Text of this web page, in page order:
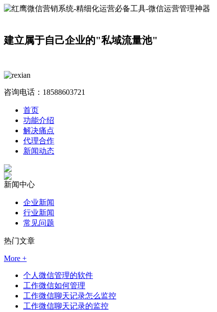
建立属于自己企业的"私域流量池"
咨询电话： 18588603721
首页
功能介绍
解决痛点
代理合作
新闻动态
新闻中心
企业新闻
行业新闻
常见问题
热门文章
More +
个人微信管理的软件
工作微信如何管理
工作微信聊天记录怎么监控
工作微信聊天记录的监控